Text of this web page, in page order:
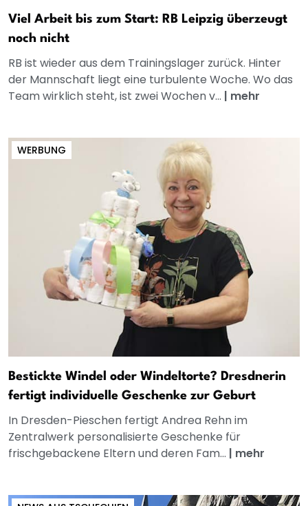
Viel Arbeit bis zum Start: RB Leipzig überzeugt
noch nicht
RB ist wieder aus dem Trainingslager zurück. Hinter
der Mannschaft liegt eine turbulente Woche. Wo das
Team wirklich steht, ist zwei Wochen v... | mehr
WERBUNG
Bestickte Windel oder Windeltorte? Dresdnerin
fertigt individuelle Geschenke zur Geburt
In Dresden-Pieschen fertigt Andrea Rehn im
Zentralwerk personalisierte Geschenke für
frischgebackene Eltern und deren Fam... | mehr